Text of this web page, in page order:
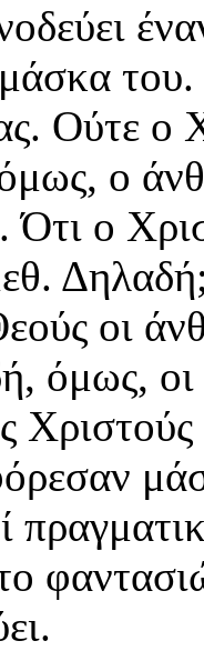
Ούτε ο
ο
Ότι ο
οι
όμως, οι